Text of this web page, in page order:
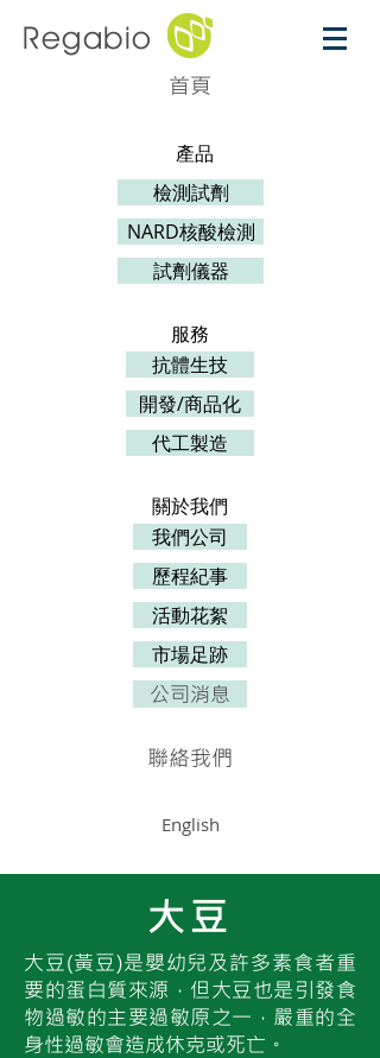
Regabio
首頁
產品
試劑儀器
NARD核酸檢測
檢測試劑
服務
代工製造
開發/商品化
抗體生技
關於我們
活動花絮
歷程紀事
我們公司
市場足跡
公司消息
聯絡我們
English
大豆
大豆(黃豆)是嬰幼兒及許多素食者重
要的蛋白質來源，但大豆也是引發食
物過敏的主要過敏原之一，嚴重的全
身性過敏會造成休克或死亡。